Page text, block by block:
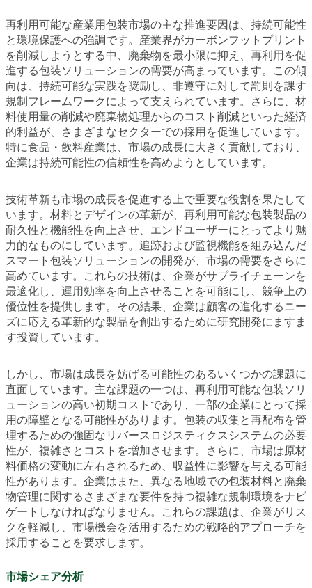
再利用可能な産業用包装市場の主な推進要因は、持続可能性
と環境保護への強調です。産業界がカーボンフットプリント
を削減しようとする中、廃棄物を最小限に抑え、再利用を促
進する包装ソリューションの需要が高まっています。この傾
向は、持続可能な実践を奨励し、非遵守に対して罰則を課す
規制フレームワークによって支えられています。さらに、材
料使用量の削減や廃棄物処理からのコスト削減といった経済
的利益が、さまざまなセクターでの採用を促進しています。
特に食品・飲料産業は、市場の成長に大きく貢献しており、
企業は持続可能性の信頼性を高めようとしています。
技術革新も市場の成長を促進する上で重要な役割を果たして
います。材料とデザインの革新が、再利用可能な包装製品の
耐久性と機能性を向上させ、エンドユーザーにとってより魅
力的なものにしています。追跡および監視機能を組み込んだ
スマート包装ソリューションの開発が、市場の需要をさらに
高めています。これらの技術は、企業がサプライチェーンを
最適化し、運用効率を向上させることを可能にし、競争上の
優位性を提供します。その結果、企業は顧客の進化するニー
ズに応える革新的な製品を創出するために研究開発にますま
す投資しています。
しかし、市場は成長を妨げる可能性のあるいくつかの課題に
直面しています。主な課題の一つは、再利用可能な包装ソリ
ューションの高い初期コストであり、一部の企業にとって採
用の障壁となる可能性があります。包装の収集と再配布を管
理するための強固なリバースロジスティクスシステムの必要
性が、複雑さとコストを増加させます。さらに、市場は原材
料価格の変動に左右されるため、収益性に影響を与える可能
性があります。企業はまた、異なる地域での包装材料と廃棄
物管理に関するさまざまな要件を持つ複雑な規制環境をナビ
ゲートしなければなりません。これらの課題は、企業がリス
クを軽減し、市場機会を活用するための戦略的アプローチを
採用することを要求します。
市場シェア分析